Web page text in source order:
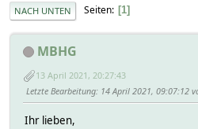
NACH UNTEN Seiten 1
MBHG
13 April 2021, 20:27:43
Letzte Bearbeitung: 14 April 2021, 09:07:12
Ihr lieben,